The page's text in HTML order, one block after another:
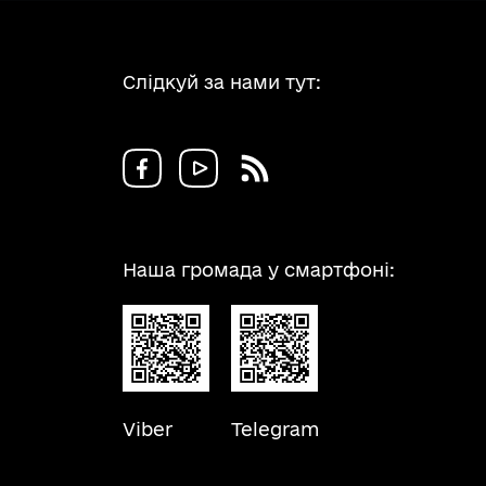
області (за межами
Слідкуй за нами тут:
Наша громада у смартфоні:
Viber Telegram